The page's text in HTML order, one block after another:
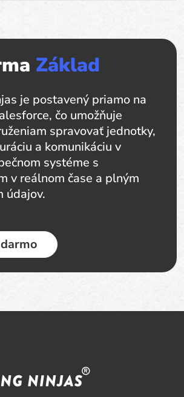
Základ
je postavený priamo na
čo umožňuje
spravovať jednotky,
a komunikáciu v
systéme s
v reálnom čase a plným
údajov.